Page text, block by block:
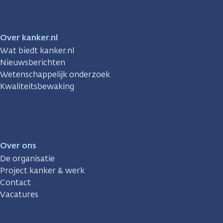
Over kanker.nl
Wat biedt kanker.nl
Nieuwsberichten
Wetenschappelijk onderzoek
Kwaliteitsbewaking
Over ons
De organisatie
Project kanker & werk
Contact
Vacatures